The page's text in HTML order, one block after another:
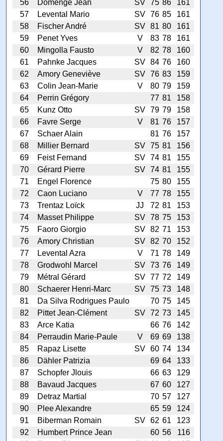
56 Domenge Jean SV 75 86
161
57
Levental Mario SV 76 85
161
58
Fischer André SV 81 80
161
59
Penet Yves V 83 78
161
60
Mingolla Fausto V 82 78
160
61
Pahnke Jacques SV 84 76
160
62
Amory Geneviève SV 76 83
159
63
Colin Jean-Marie V 80 79
159
64
Perrin Grégory 77 81
158
65
Kunz Otto SV 79 79
158
66
Favre Serge V 81 76
157
67
Schaer Alain 81 76
157
68
Millier Bernard SV 75 81
156
69
Feist Fernand SV 74 81
155
70
Gérard Pierre SV 74 81
155
71
Engel Florence 75 80
155
72
Caon Luciano V 77 78
155
73
Trentaz Loïck JJ 72 81
153
74
Masset Philippe SV 78 75
153
75
Faoro Giorgio SV 82 71
153
76
Amory Christian SV 82 70
152
77
Levental Azra V 71 78
149
78
Grodwohl Marcel SV 73 76
149
79
Métral Gérard SV 77 72
149
80
Schaerer Henri-Marc SV 75 73
148
81
Da Silva Rodrigues Paulo 70 75
145
82
Pittet Jean-Clément SV 72 73
145
83
Arce Katia 66 76
142
84
Perraudin Marie-Paule V 69 69
138
85
Rapaz Lisette SV 60 74
134
86
Dähler Patrizia 69 64
133
87
Schopfer Jlouis 66 63
129
88
Bavaud Jacques 67 60
127
89
Detraz Martial 70 57
127
90
Plee Alexandre 65 59
124
91
Biberman Romain SV 62 61
123
92
Humbert Prince Jean 60 56
116